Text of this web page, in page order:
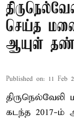
செய்த
ஆயுள்
Published on: 11 Feb
கடந்த 2017-ம்